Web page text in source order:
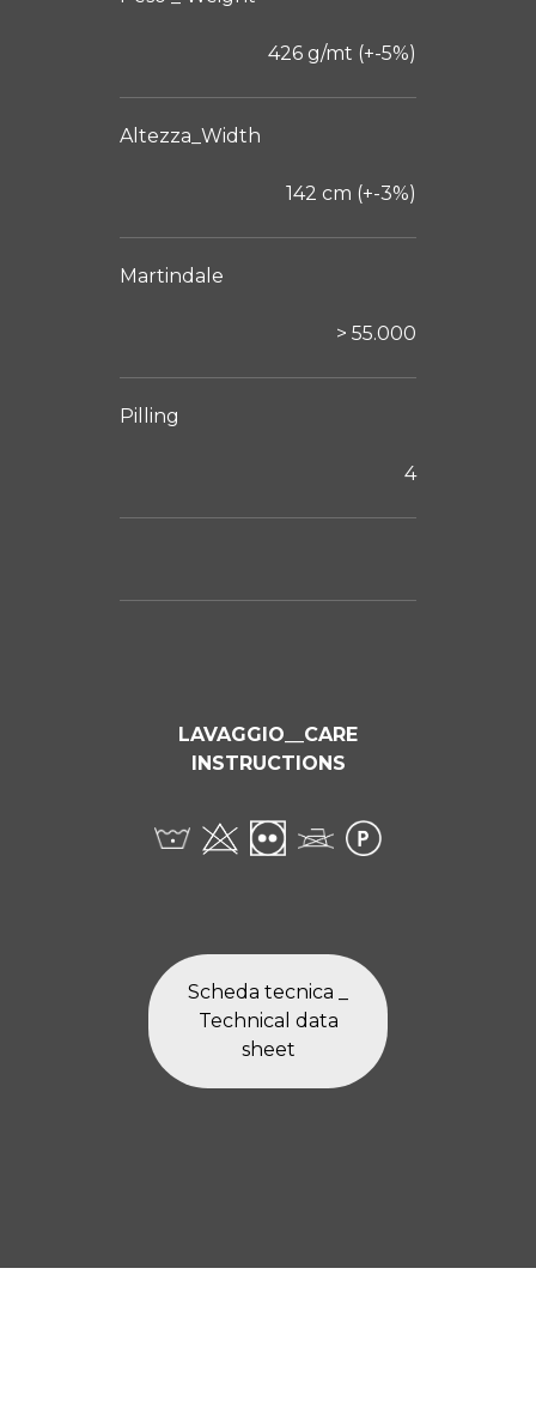
POLIURETANI ESPANSI
426 g/mt (+-5%)
Altezza_Width
142 cm (+-3%)
Martindale
> 55.000
Pilling
4
LAVAGGIO__CARE
INSTRUCTIONS
Scheda tecnica _
Technical data
sheet